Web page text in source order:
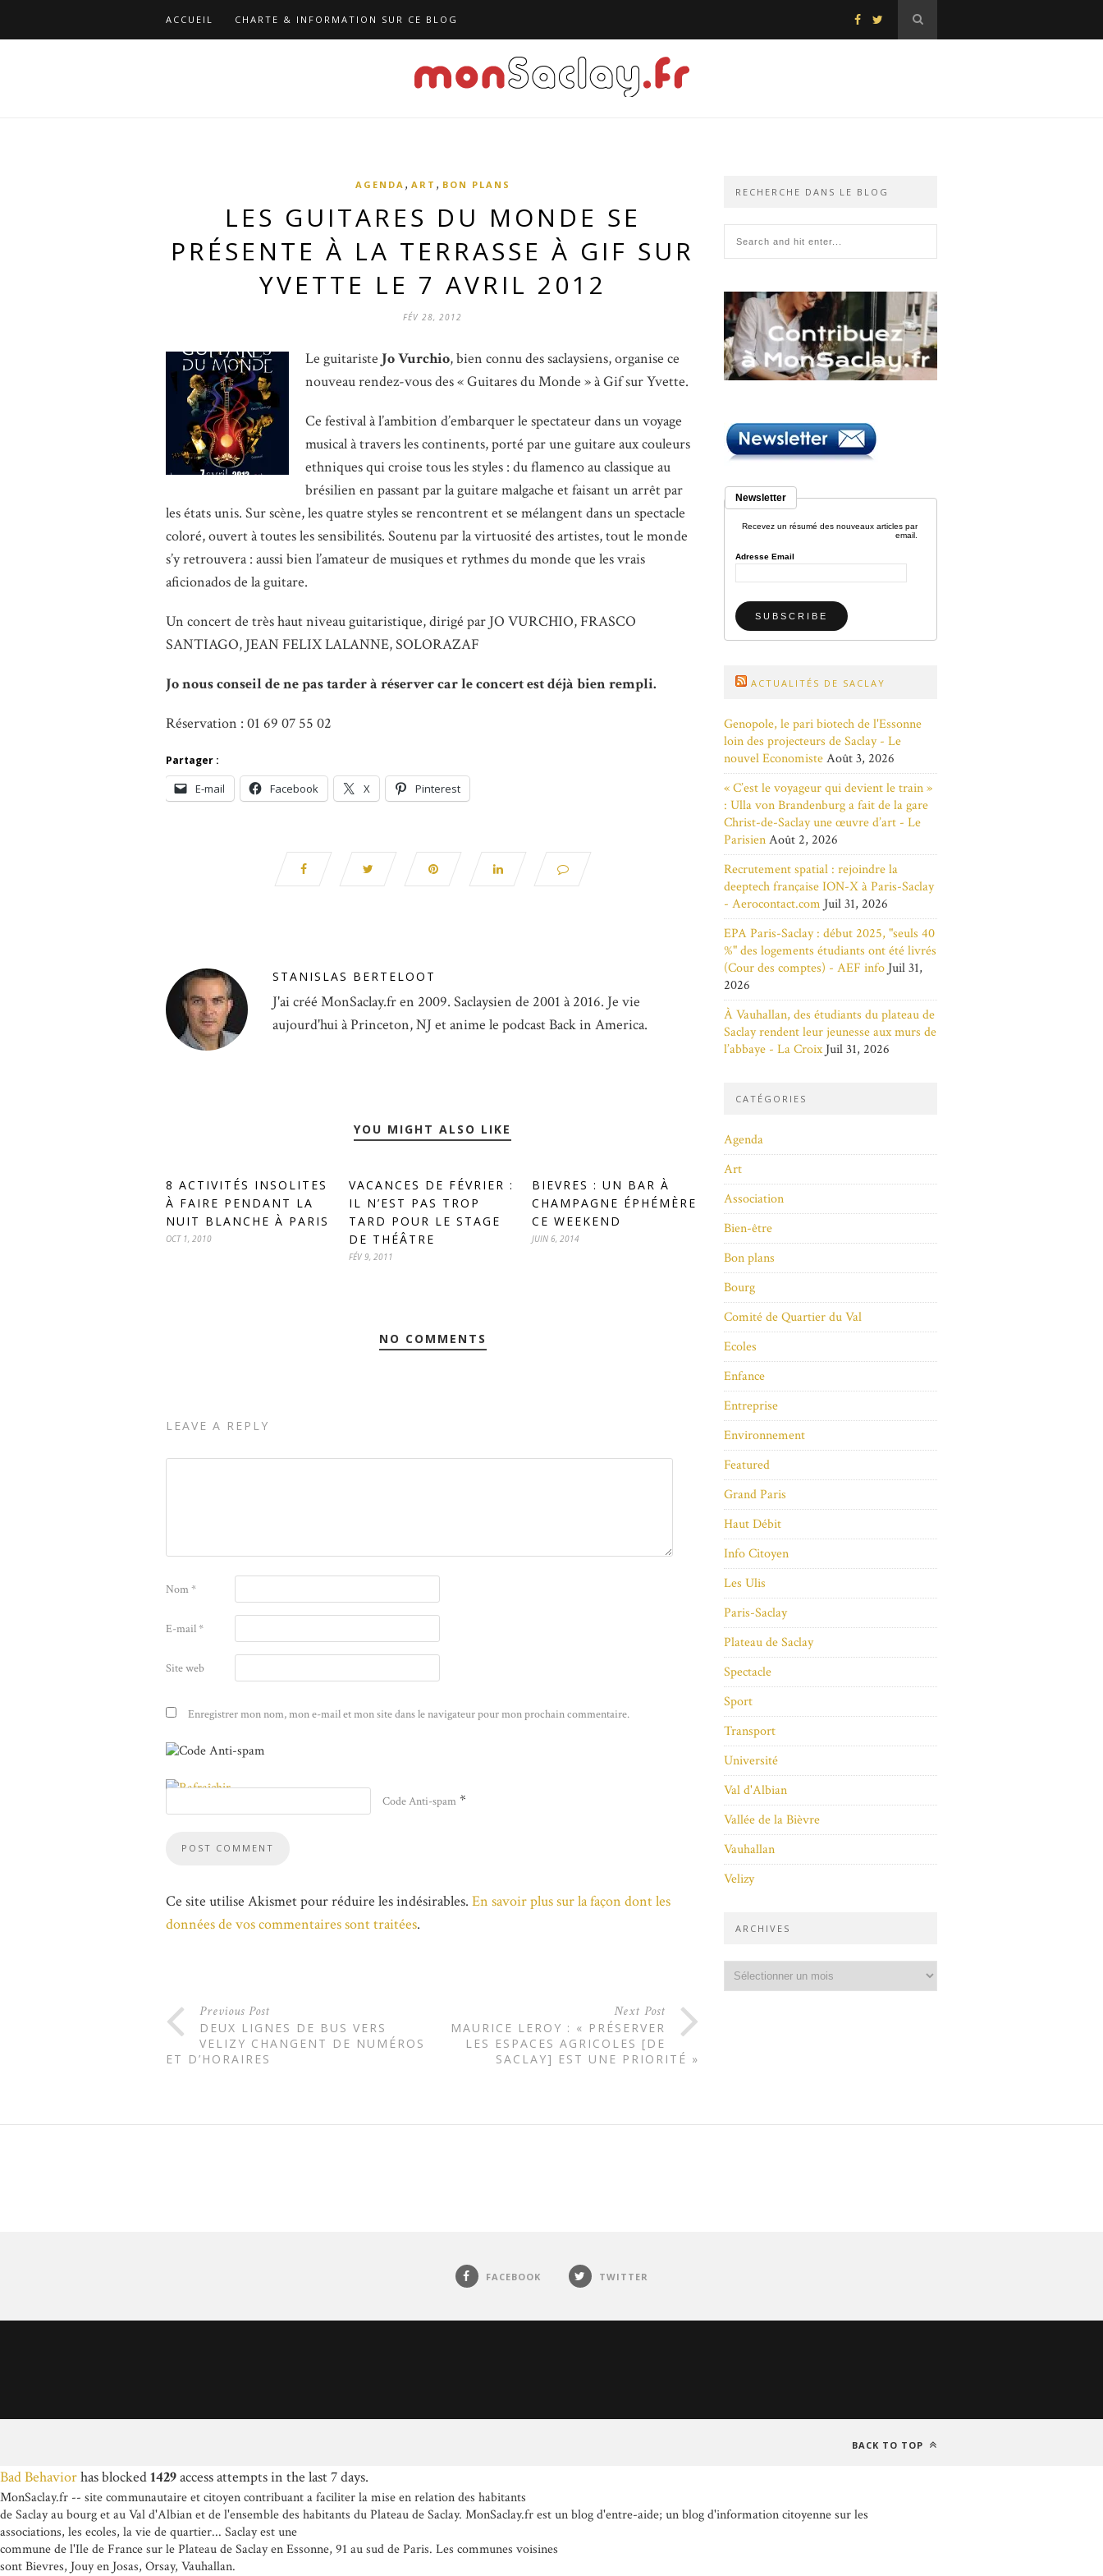
ACCUEIL CHARTE & INFORMATION SUR CE BLOG
AGENDA , ART , BON PLANS
LES GUITARES DU MONDE SE
PRÉSENTE À LA TERRASSE À GIF SUR
YVETTE LE 7 AVRIL 2012
FÉV 28, 2012
Le guitariste Jo Vurchio, bien connu des saclaysiens, organise ce
nouveau rendez-vous des « Guitares du Monde » à Gif sur Yvette.
Ce festival à l’ambition d’embarquer le spectateur dans un voyage
musical à travers les continents, porté par une guitare aux couleurs
ethniques qui croise tous les styles : du flamenco au classique au
brésilien en passant par la guitare malgache et faisant un arrêt par
les états unis. Sur scène, les quatre styles se rencontrent et se mélangent dans un spectacle
coloré, ouvert à toutes les sensibilités. Soutenu par la virtuosité des artistes, tout le monde
s’y retrouvera : aussi bien l’amateur de musiques et rythmes du monde que les vrais
aficionados de la guitare.
Un concert de très haut niveau guitaristique, dirigé par JO VURCHIO, FRASCO
SANTIAGO, JEAN FELIX LALANNE, SOLORAZAF
Jo nous conseil de ne pas tarder à réserver car le concert est déjà bien rempli.
Réservation : 01 69 07 55 02
Partager :
E-mail Facebook X Pinterest
STANISLAS BERTELOOT
J'ai créé MonSaclay.fr en 2009. Saclaysien de 2001 à 2016. Je vie
aujourd'hui à Princeton, NJ et anime le podcast Back in America.
YOU MIGHT ALSO LIKE
8 ACTIVITÉS INSOLITES
À FAIRE PENDANT LA
NUIT BLANCHE À PARIS
OCT 1, 2010
VACANCES DE FÉVRIER :
IL N’EST PAS TROP
TARD POUR LE STAGE
DE THÉÂTRE
FÉV 9, 2011
BIEVRES : UN BAR À
CHAMPAGNE ÉPHÉMÈRE
CE WEEKEND
JUIN 6, 2014
NO COMMENTS
LEAVE A REPLY
Nom*
E-mail*
Site web
Enregistrer mon nom, mon e-mail et mon site dans le navigateur pour mon prochain commentaire.
Code Anti-spam *
Ce site utilise Akismet pour réduire les indésirables. En savoir plus sur la façon dont les
données de vos commentaires sont traitées.
Previous Post
DEUX LIGNES DE BUS VERS
VELIZY CHANGENT DE NUMÉROS
ET D’HORAIRES
Next Post
MAURICE LEROY : « PRÉSERVER
LES ESPACES AGRICOLES [DE
SACLAY] EST UNE PRIORITÉ »
RECHERCHE DANS LE BLOG
Newsletter
Recevez un résumé des nouveaux articles par
email.
Adresse Email
ACTUALITÉS DE SACLAY
Genopole, le pari biotech de l'Essonne
loin des projecteurs de Saclay - Le
nouvel EconomisteAoût 3, 2026
« C’est le voyageur qui devient le train »
: Ulla von Brandenburg a fait de la gare
Christ-de-Saclay une œuvre d’art - Le
ParisienAoût 2, 2026
Recrutement spatial : rejoindre la
deeptech française ION-X à Paris-Saclay
- Aerocontact.com Juil 31, 2026
EPA Paris-Saclay : début 2025, "seuls 40
%" des logements étudiants ont été livrés
(Cour des comptes) - AEF info Juil 31,
2026
À Vauhallan, des étudiants du plateau de
Saclay rendent leur jeunesse aux murs de
l’abbaye - La Croix Juil 31, 2026
CATÉGORIES
Agenda
Art
Association
Bien-être
Bon plans
Bourg
Comité de Quartier du Val
Ecoles
Enfance
Entreprise
Environnement
Featured
Grand Paris
Haut Débit
Info Citoyen
Les Ulis
Paris-Saclay
Plateau de Saclay
Spectacle
Sport
Transport
Université
Val d'Albian
Vallée de la Bièvre
Vauhallan
Velizy
ARCHIVES
FACEBOOK TWITTER
BACK TO TOP
Bad Behaviorhas blocked1429access attempts in the last 7 days.
MonSaclay.fr -- site communautaire et citoyen contribuant a faciliter la mise en relation des habitants
de Saclay au bourg et au Val d'Albian et de l'ensemble des habitants du Plateau de Saclay. MonSaclay.fr est un blog d'entre-aide; un blog d'information citoyenne sur les
associations, les ecoles, la vie de quartier... Saclay est une
commune de l'Ile de France sur le Plateau de Saclay en Essonne, 91 au sud de Paris. Les communes voisines
sont Bievres, Jouy en Josas, Orsay, Vauhallan.